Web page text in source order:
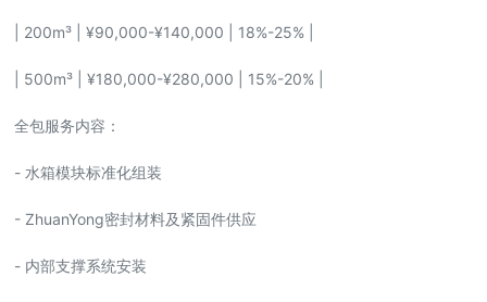
| 200m³ | ¥90,000-¥140,000 | 18%-25% |
| 500m³ | ¥180,000-¥280,000 | 15%-20% |
全包服务内容：
- 水箱模块标准化组装
- ZhuanYong密封材料及紧固件供应
- 内部支撑系统安装